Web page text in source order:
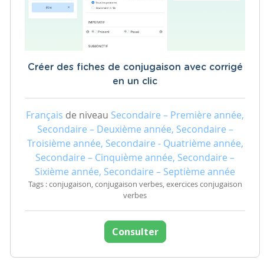
Créer des fiches de conjugaison avec corrigé
en un clic
Français de niveau Secondaire – Première année,
Secondaire – Deuxième année, Secondaire –
Troisième année, Secondaire - Quatrième année,
Secondaire – Cinquième année, Secondaire –
Sixième année, Secondaire – Septième année
Tags : conjugaison, conjugaison verbes, exercices conjugaison
verbes
Consulter